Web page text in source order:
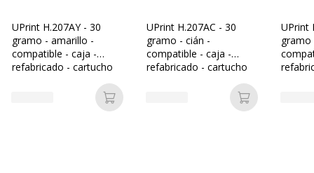
UPrint H.207AY - 30
gramo - amarillo -
compatible - caja -
refabricado - cartucho
Añadir a la cesta
UPrint H.207AC - 30
gramo - cián -
compatible - caja -
refabricado - cartucho
Añadir a la
UPrint
gramo